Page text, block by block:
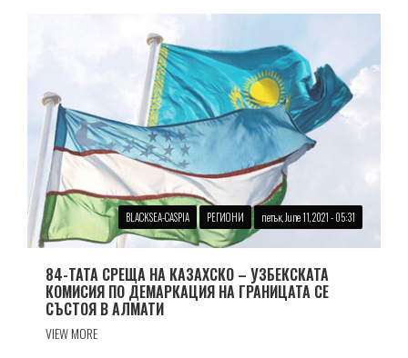
BLACKSEA-CASPIA РЕГИОНИ петък, June 11, 2021 - 05:31
84-ТАТА СРЕЩА НА КАЗАХСКО – УЗБЕКСКАТА
КОМИСИЯ ПО ДЕМАРКАЦИЯ НА ГРАНИЦАТА СЕ
СЪСТОЯ В АЛМАТИ
VIEW MORE